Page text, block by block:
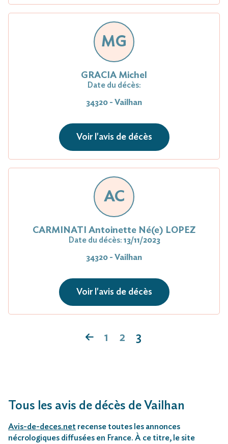
MG
GRACIA Michel
Date du décès:
34320 - Vailhan
Voir l'avis de décès
AC
CARMINATI Antoinette Né(e) LOPEZ
Date du décès: 13/11/2023
34320 - Vailhan
Voir l'avis de décès
1 2 3
Tous les avis de décès de Vailhan
Avis-de-deces.net recense toutes les annonces
nécrologiques diffusées en France. À ce titre, le site